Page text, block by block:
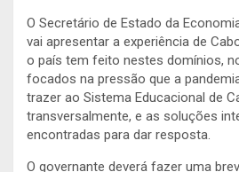
O Secretário de Estado da
vai apresentar a experiência de
o país tem feito nestes domínios,
focados na pressão que a
trazer ao Sistema Educacional de
transversalmente, e as soluções
encontradas para dar resposta.
O governante deverá fazer uma